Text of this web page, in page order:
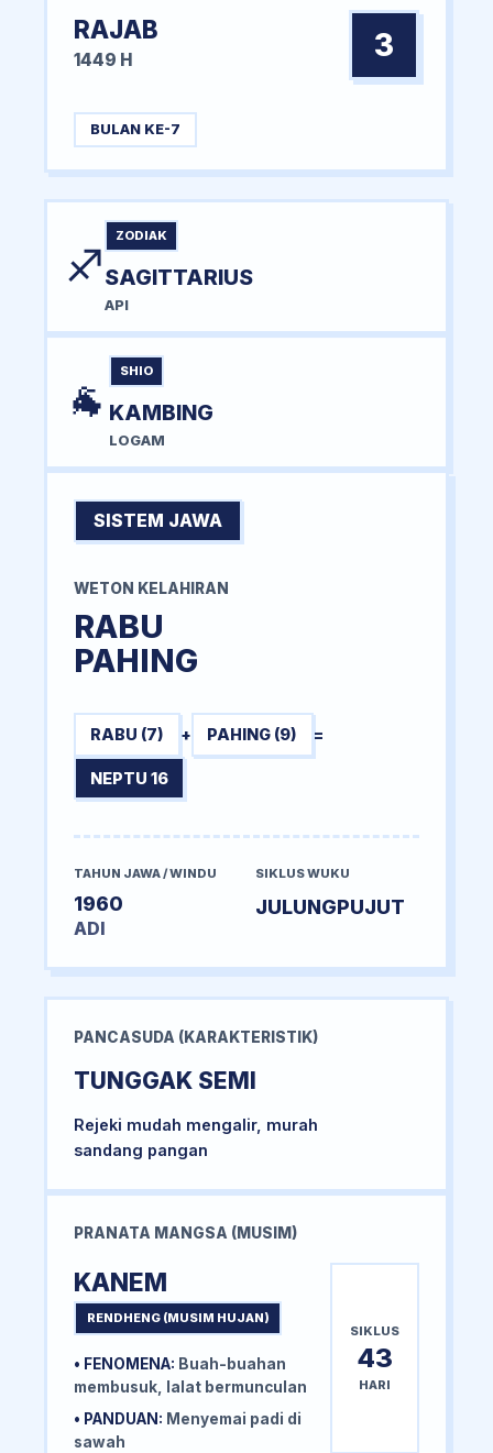
RAJAB
1449 H 3
BULAN KE-7
♐
ZODIAK
SAGITTARIUS
API
🐐
SHIO
KAMBING
LOGAM
SISTEM JAWA
WETON KELAHIRAN
RABU
PAHING
RABU (7) + PAHING (9) =
NEPTU 16
TAHUN JAWA / WINDU
1960
ADI
SIKLUS WUKU
JULUNGPUJUT
PANCASUDA (KARAKTERISTIK)
TUNGGAK SEMI
Rejeki mudah mengalir, murah
sandang pangan
PRANATA MANGSA (MUSIM)
KANEM
RENDHENG (MUSIM HUJAN)
• FENOMENA: Buah-buahan
membusuk, lalat bermunculan
• PANDUAN: Menyemai padi di
sawah
SIKLUS
43
HARI